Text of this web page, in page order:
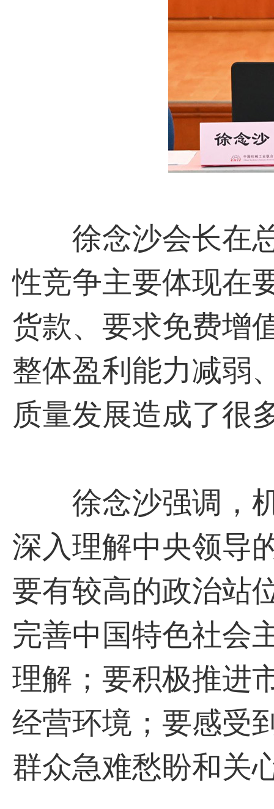
徐念沙会长在总
性竞争主要体现在
货款、要求免费增
整体盈利能力减弱
质量发展造成了很
徐念沙强调，机
深入理解中央领导
要有较高的政治站
完善中国特色社会
理解；要积极推进
经营环境；要感受
群众急难愁盼和关